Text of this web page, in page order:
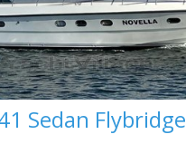
Sedan Flybridge